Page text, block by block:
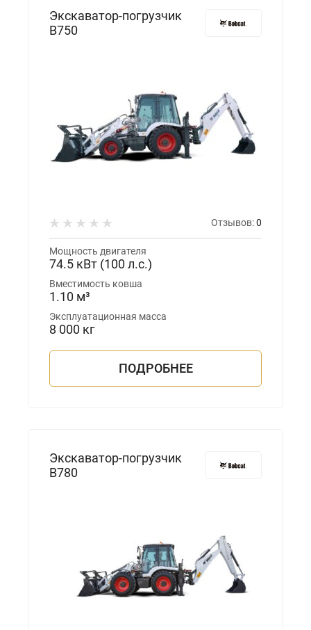
Экскаватор-погрузчик
B750
Отзывов:0
Мощность двигателя
74.5 кВт (100 л.с.)
Вместимость ковша
1.10 м³
Эксплуатационная масса
8 000 кг
ПОДРОБНЕЕ
Экскаватор-погрузчик
B780